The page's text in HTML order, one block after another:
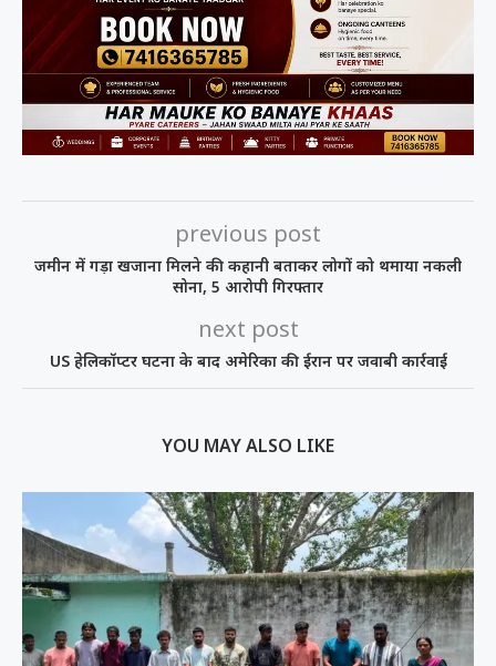
previous post
जमीन में गड़ा खजाना मिलने की कहानी बताकर लोगों को थमाया नकली
सोना, 5 आरोपी गिरफ्तार
next post
US हेलिकॉप्टर घटना के बाद अमेरिका की ईरान पर जवाबी कार्रवाई
YOU MAY ALSO LIKE